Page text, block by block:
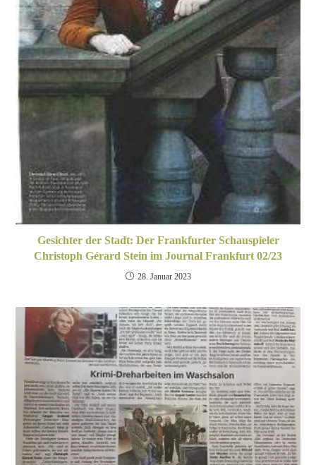
Gesichter der Stadt: Der Frankfurter Schauspieler
Christoph Gérard Stein im Journal Frankfurt 02/23
28. Januar 2023